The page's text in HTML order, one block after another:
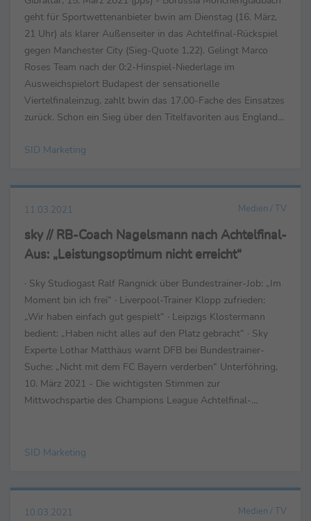
geht für Sportwettenanbieter bwin am Dienstag (16. März,
21 Uhr) als klarer Außenseiter in das Achtelfinal-Rückspiel
gegen Manchester City (Sieg-Quote 1,22). Gelingt Marco
Roses Team nach der 0:2-Hinspiel-Niederlage im
Ausweichspielort Budapest der sensationelle
Viertelfinaleinzug, zahlt bwin das 17,00-Fache des Einsatzes
zurück. Schon ein Sieg über den Titelfavoriten aus England
SID Marketing
11.03.2021 Medien / TV
sky // RB-Coach Nagelsmann nach Achtelfinal-
Aus: „Leistungsoptimum nicht erreicht“
· Sky Studiogast Ralf Rangnick über Bundestrainer-Job: „Im
Moment bin ich frei“ · Liverpool-Trainer Klopp zufrieden:
„Wir haben einfach gut gespielt“ · Leipzigs Klostermann
bedient: „Haben nicht alles auf den Platz gebracht“ · Sky
Experte Lothar Matthäus warnt DFB bei Bundestrainer-
Suche: „Nicht mit dem FC Bayern verderben“ Unterföhring,
10. März 2021 - Die wichtigsten Stimmen zur
Mittwochspartie des Champions League Achtelfinal-
SID Marketing
10.03.2021 Medien / TV